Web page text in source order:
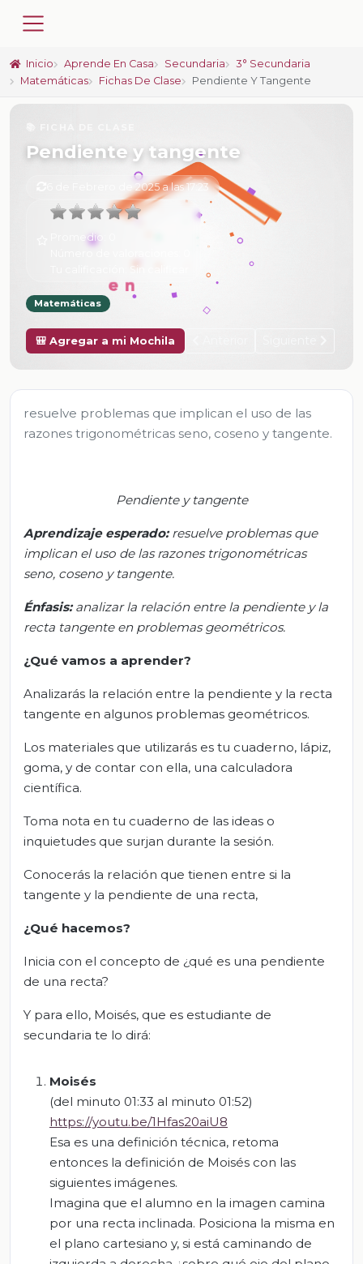
Inicio Aprende En Casa Secundaria
3° Secundaria
Matemáticas
Fichas De Clase Pendiente Y Tangente
Pendiente y tangente
6 de Febrero de 2025 a las 17:23
Promedio:
Sin calificar
Matemáticas
🎒 Agregar a mi Mochila
resuelve problemas que implican el uso de las
razones trigonométricas seno, coseno y tangente.
Pendiente y tangente
Aprendizaje esperado: resuelve problemas que
implican el uso de las razones trigonométricas
seno, coseno y tangente.
Énfasis:analizar la relación entre la pendiente y la
recta tangente en problemas geométricos.
¿Qué vamos a aprender?
Analizarás la relación entre la pendiente y la recta
tangente en algunos problemas geométricos.
Los materiales que utilizarás es tu cuaderno, lápiz,
goma, y de contar con ella, una calculadora
científica.
Toma nota en tu cuaderno de las ideas o
inquietudes que surjan durante la sesión.
Conocerás la relación que tienen entre si la
tangente y la pendiente de una recta,
¿Qué hacemos?
Inicia con el concepto de ¿qué es una pendiente
de una recta?
Y para ello, Moisés, que es estudiante de
secundaria te lo dirá:
Moisés
(del minuto 01:33 al minuto 01:52)
https://youtu.be/1Hfas20aiU8
Esa es una definición técnica, retoma
entonces la definición de Moisés con las
siguientes imágenes.
Imagina que el alumno en la imagen camina
por una recta inclinada. Posiciona la misma en
el plano cartesiano y, si está caminando de